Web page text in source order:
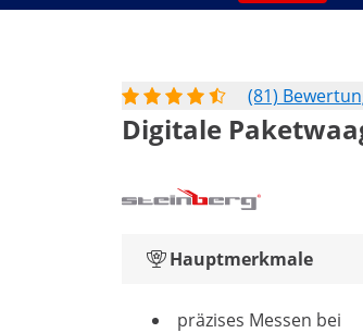
(81)
Digitale
Hauptmerkmale
präzises Messen bei